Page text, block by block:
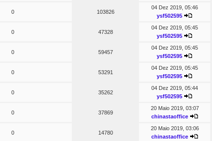
0 103826
04 Dez 2019, 05:46
ysf502595
0 47328
04 Dez 2019, 05:45
ysf502595
0 59457
04 Dez 2019, 05:45
ysf502595
0 53291
04 Dez 2019, 05:45
ysf502595
0 35262
04 Dez 2019, 05:44
ysf502595
0 37869
20 Maio 2019, 03:07
chinastaoffice
0 14780
20 Maio 2019, 03:06
chinastaoffice